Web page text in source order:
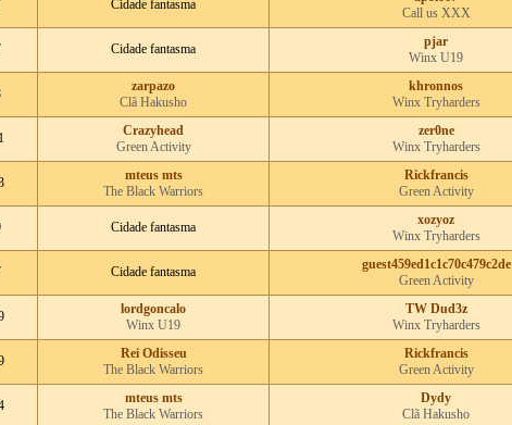
Cidade fantasma
Call us XXX
Cidade fantasma
pjar
Winx U19
zarpazo
Clã Hakusho
khronnos
Winx Tryharders
Crazyhead
Green Activity
zer0ne
Winx Tryharders
mteus mts
The Black Warriors
Rickfrancis
Green Activity
Cidade fantasma
xozyoz
Winx Tryharders
Cidade fantasma
guest459ed1c1c70c479c2de
Green Activity
lordgoncalo
Winx U19
TW Dud3z
Winx Tryharders
Rei Odisseu
The Black Warriors
Rickfrancis
Green Activity
mteus mts
The Black Warriors
Dydy
Clã Hakusho